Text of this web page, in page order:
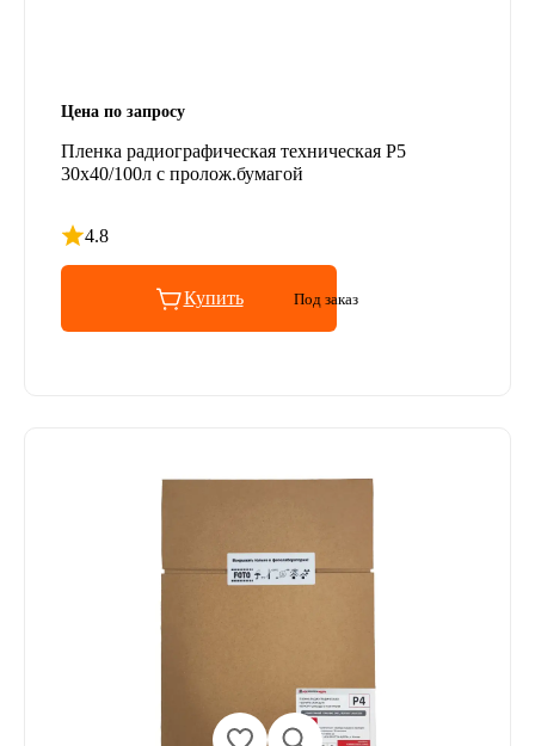
Цена по запросу
Пленка радиографическая техническая Р5
30х40/100л с пролож.бумагой
4.8
Рейтинг 4.8 из 5
Купить Под заказ